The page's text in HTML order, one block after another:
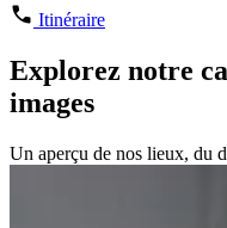
Itinéraire
Explorez notre
images
Un aperçu de nos lieux, du